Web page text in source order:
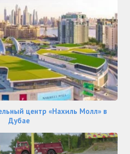
центр «Нахиль Молл» в
Дубае